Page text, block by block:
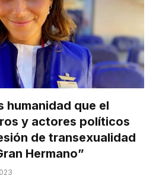
humanidad que el
y actores políticos
de transexualidad
Hermano”